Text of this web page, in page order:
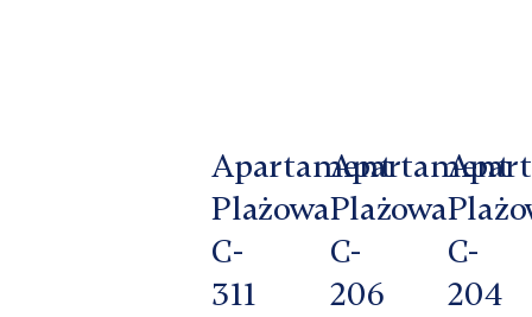
Apartament
Plażowa
C-
311
Apartament
Plażowa
C-
206
C-
204